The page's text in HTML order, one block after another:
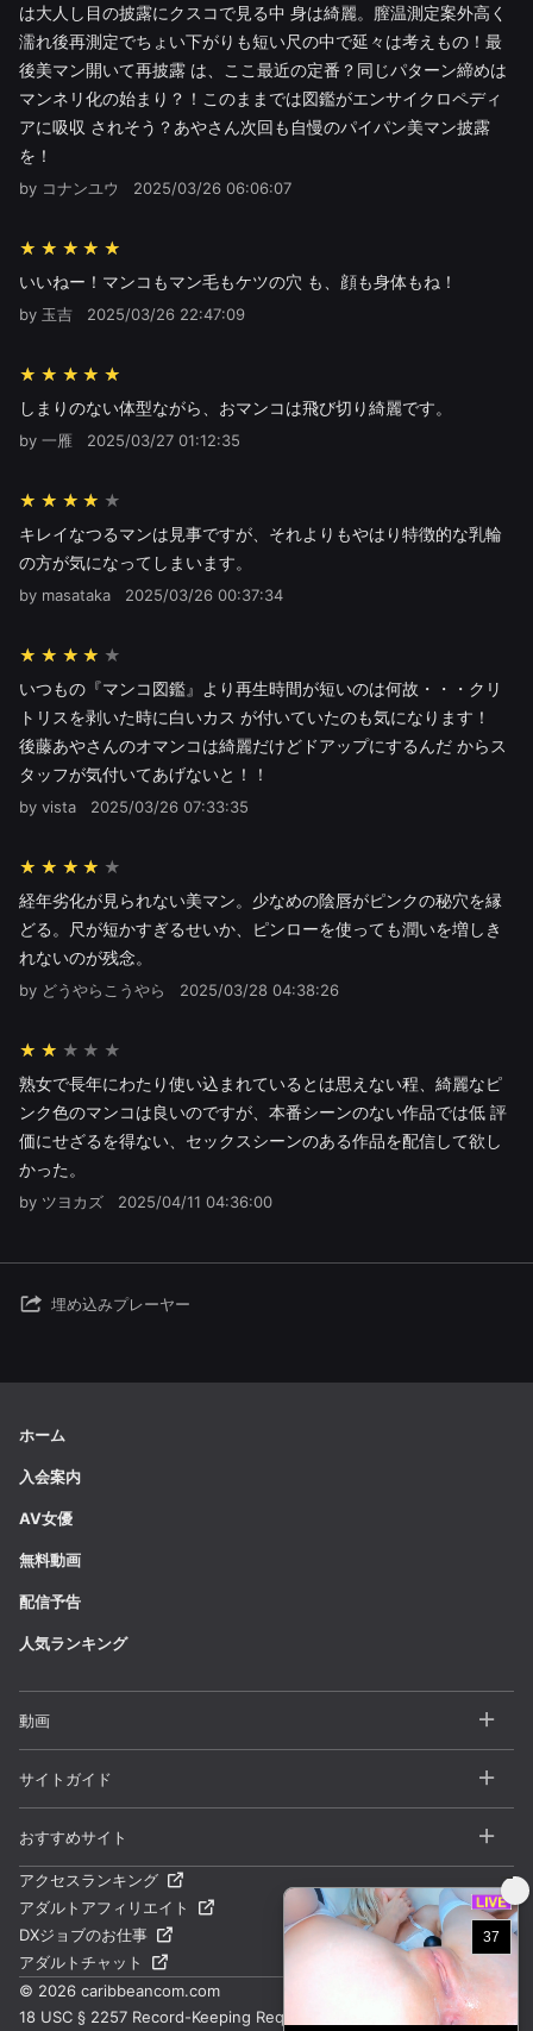
は大人し目の披露にクスコで見る中 身は綺麗。膣温測定案外高く
濡れ後再測定でちょい下がりも短い尺の中で延々は考えもの！最
後美マン開いて再披露 は、ここ最近の定番？同じパターン締めは
マンネリ化の始まり？！このままでは図鑑がエンサイクロペディ
アに吸収 されそう？あやさん次回も自慢のパイパン美マン披露
を！
by コナンユウ 2025/03/26 06:06:07
★★★★★
いいねー！マンコもマン毛もケツの穴 も、顔も身体もね！
by 玉吉 2025/03/26 22:47:09
★★★★★
しまりのない体型ながら、おマンコは飛び切り綺麗です。
by 一雁 2025/03/27 01:12:35
★★★★
キレイなつるマンは見事ですが、それよりもやはり特徴的な乳輪
の方が気になってしまいます。
by masataka 2025/03/26 00:37:34
★★★★
いつもの『マンコ図鑑』より再生時間が短いのは何故・・・クリ
トリスを剥いた時に白いカス が付いていたのも気になります！
後藤あやさんのオマンコは綺麗だけどドアップにするんだ からス
タッフが気付いてあげないと！！
by vista 2025/03/26 07:33:35
★★★★
経年劣化が見られない美マン。少なめの陰唇がピンクの秘穴を縁
どる。尺が短かすぎるせいか、ピンローを使っても潤いを増しき
れないのが残念。
by どうやらこうやら 2025/03/28 04:38:26
★★
熟女で長年にわたり使い込まれているとは思えない程、綺麗なピ
ンク色のマンコは良いのですが、本番シーンのない作品では低 評
価にせざるを得ない、セックスシーンのある作品を配信して欲し
かった。
by ツヨカズ 2025/04/11 04:36:00
埋め込みプレーヤー
ホーム
入会案内
AV女優
無料動画
配信予告
人気ランキング
動画
全動画一覧
カテゴリー
シリーズ
サイトガイド
よくある質問 / FAQ
お問い合わせ
サイトマップ
利用規約
プライバシーポリシー
おすすめサイト
一本道
天然むすめ
パコパコママ
アクセスランキング
アダルトアフィリエイト
DXジョブのお仕事
アダルトチャット
© 2026 caribbeancom.com
18 USC § 2257 Record-Keeping Requirements